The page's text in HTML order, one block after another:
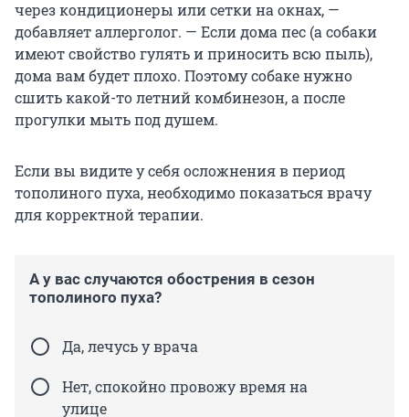
через кондиционеры или сетки на окнах, —
добавляет аллерголог. — Если дома пес (а собаки
имеют свойство гулять и приносить всю пыль),
дома вам будет плохо. Поэтому собаке нужно
сшить какой-то летний комбинезон, а после
прогулки мыть под душем.
Если вы видите у себя осложнения в период
тополиного пуха, необходимо показаться врачу
для корректной терапии.
А у вас случаются обострения в сезон
тополиного пуха?
Да, лечусь у врача
Нет, спокойно провожу время на
улице